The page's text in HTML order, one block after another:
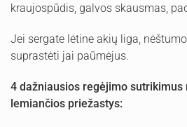
kraujospūdis, galvos skausmas,
Jei sergate lėtine akių liga,
suprastėti jai paūmėjus.
4 dažniausios regėjimo sutrikimus
lemiančios priežastys: